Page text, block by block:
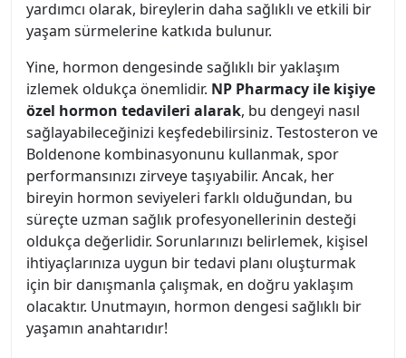
yardımcı olarak, bireylerin daha sağlıklı ve etkili bir
yaşam sürmelerine katkıda bulunur.
Yine, hormon dengesinde sağlıklı bir yaklaşım
izlemek oldukça önemlidir. NP Pharmacy ile kişiye
özel hormon tedavileri alarak, bu dengeyi nasıl
sağlayabileceğinizi keşfedebilirsiniz. Testosteron ve
Boldenone kombinasyonunu kullanmak, spor
performansınızı zirveye taşıyabilir. Ancak, her
bireyin hormon seviyeleri farklı olduğundan, bu
süreçte uzman sağlık profesyonellerinin desteği
oldukça değerlidir. Sorunlarınızı belirlemek, kişisel
ihtiyaçlarınıza uygun bir tedavi planı oluşturmak
için bir danışmanla çalışmak, en doğru yaklaşım
olacaktır. Unutmayın, hormon dengesi sağlıklı bir
yaşamın anahtarıdır!